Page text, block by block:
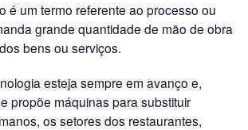
é um termo referente ao processo ou
grande quantidade de mão de obra
bens ou serviços.
esteja sempre em avanço e,
propõe máquinas para substituir
os setores dos restaurantes,